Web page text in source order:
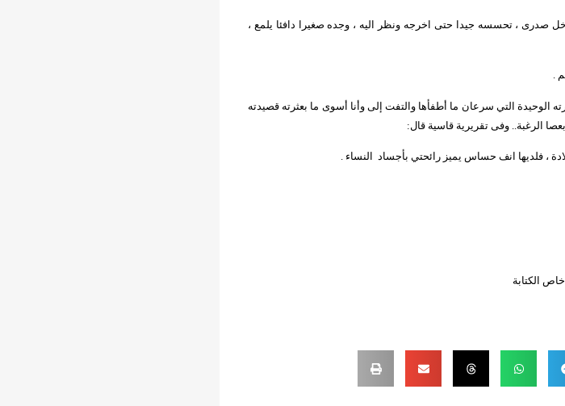
، تحسسه جيدا حتى اخرجه ونظر اليه ، وجده صغيرا دافئا يلمع ،
.
الوحيدة التي سرعان ما أطفأها والتفت إلى وأنا أسوى ما بعثرته قصيدته
الرغبة.. وفى تقريرية قاسية قال:
، فلديها انف حساس يميز رائحتي بأجساد النساء .
خاص الكتابة